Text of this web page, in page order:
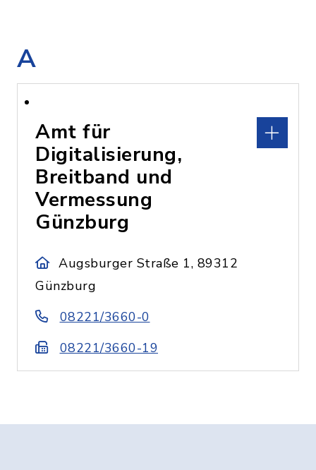
A
Amt für
Digitalisierung,
Breitband und
Vermessung
Günzburg
Augsburger Straße 1, 89312
Günzburg
08221/3660-0
08221/3660-19